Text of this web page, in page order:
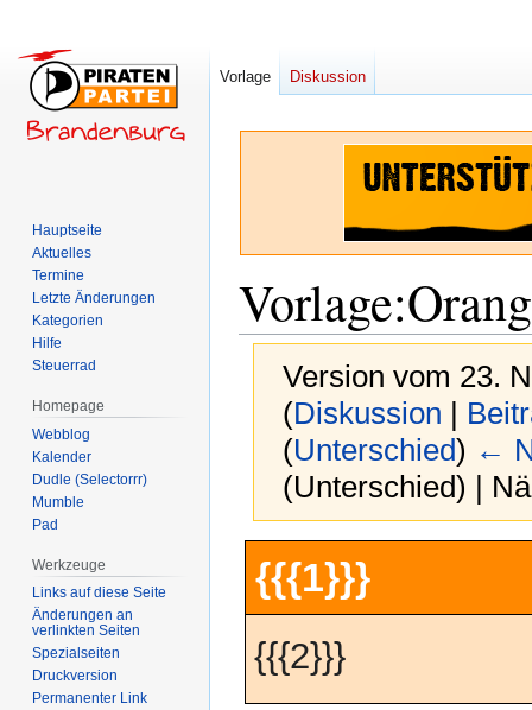
Vorlage:
Version vom 23.
(Diskussion |
(Unterschied) ←
(Unterschied) |
Navigation
springen
Suche
springen
{{{1}}}
{{{2}}}
Vorlage Diskussion
Hauptseite
Aktuelles
Termine
Letzte Änderungen
Kategorien
Hilfe
Steuerrad
Homepage
Webblog
Kalender
Dudle (Selectorrr)
Mumble
Pad
Werkzeuge
Links auf diese Seite
Änderungen an
verlinkten Seiten
Spezialseiten
Druckversion
Permanenter Link